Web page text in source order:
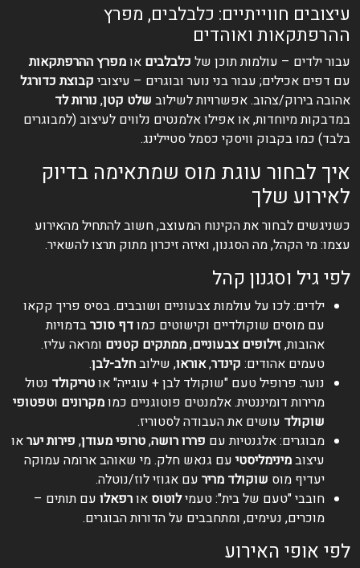
עיצובים חווייתיים: כלבלבים, מפרץ
ההרפתקאות ואוהדים
עבור ילדים – עולמות תוכן של כלבלבים אומפרץ ההרפתקאות
עם דפים אכילים; עבור בני נוער ובוגרים – עיצובי קבוצת כדורגל
אהובה בירוק/צהוב. אפשרויות לשילוב שלט קטן, נורות לד
במדבקות מיוחדות, או אפילו אלמנטים נלווים לעיצוב (למבוגרים
בלבד) כמו בקבוק וויסקי כסמל סטיילינג.
איך לבחור עוגת מוס שמתאימה בדיוק
לאירוע שלך
כשניגשים לבחור את הקינוח המעוצב, חשוב להתחיל מהאירוע
עצמו: מי הקהל, מה הסגנון, ואיזה זיכרון מתוק תרצו להשאיר.
לפי גיל וסגנון קהל
ילדים: לכו על עולמות צבעוניים ושובבים. בסיס פריך קקאו
עם מוסים שוקולדיים וקישוטים כמודף סוכרבדמויות
אהובות,זילופים צבעוניים,ממתקים קטנים ומראה עליז.
טעמים אהודים: קינדר,אוראו, שילובחלב-לבן.
נוער: פרופיל טעם "שוקולד לבן + עוגייה" אוטריקולד נטול
מרירות דומיננטית. אלמנטים פוטוגניים כמומקרונים וטפטופי
שוקולד עושים את העבודה לסטוריז.
מבוגרים: אלגנטיות עם פררו רושה,טרופי מעודן, פירות יעראו
עיצובמינימליסטי עם גנאש חלק. מי שאוהב ארומה עמוקה
יעדיף מוס שוקולד מריר עם אגוזי לוז/נוטלה.
חובבי "טעם של בית": טעמילוטוס אורפאלו עם תותים –
מוכרים, נעימים, ומתחבבים על הדורות הבוגרים.
לפי אופי האירוע